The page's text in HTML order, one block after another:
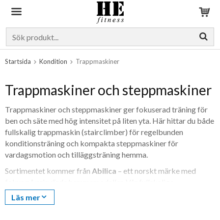
Startsida Kondition Trappmaskiner
Trappmaskiner och steppmaskiner
Trappmaskiner och steppmaskiner ger fokuserad träning för
ben och säte med hög intensitet på liten yta. Här hittar du både
fullskalig trappmaskin (stairclimber) för regelbunden
konditionsträning och kompakta steppmaskiner för
vardagsmotion och tilläggsträning hemma.
Sortimentet kommer från Abilica – ett norskt märke med
trappmaskin är
Sverige.
Läs mer